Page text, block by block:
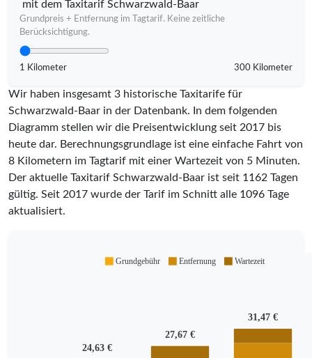
mit dem Taxitarif Schwarzwald-Baar
Grundpreis + Entfernung im Tagtarif. Keine zeitliche
Berücksichtigung.
1 Kilometer 300 Kilometer
Wir haben insgesamt 3 historische Taxitarife für
Schwarzwald-Baar in der Datenbank. In dem folgenden
Diagramm stellen wir die Preisentwicklung seit 2017 bis
heute dar. Berechnungsgrundlage ist eine einfache Fahrt von
8 Kilometern im Tagtarif mit einer Wartezeit von 5 Minuten.
Der aktuelle Taxitarif Schwarzwald-Baar ist seit 1162 Tagen
gültig. Seit 2017 wurde der Tarif im Schnitt alle 1096 Tage
aktualisiert.
24,63 €
27,67 €
31,47 €
Grundgebühr Entfernung Wartezeit